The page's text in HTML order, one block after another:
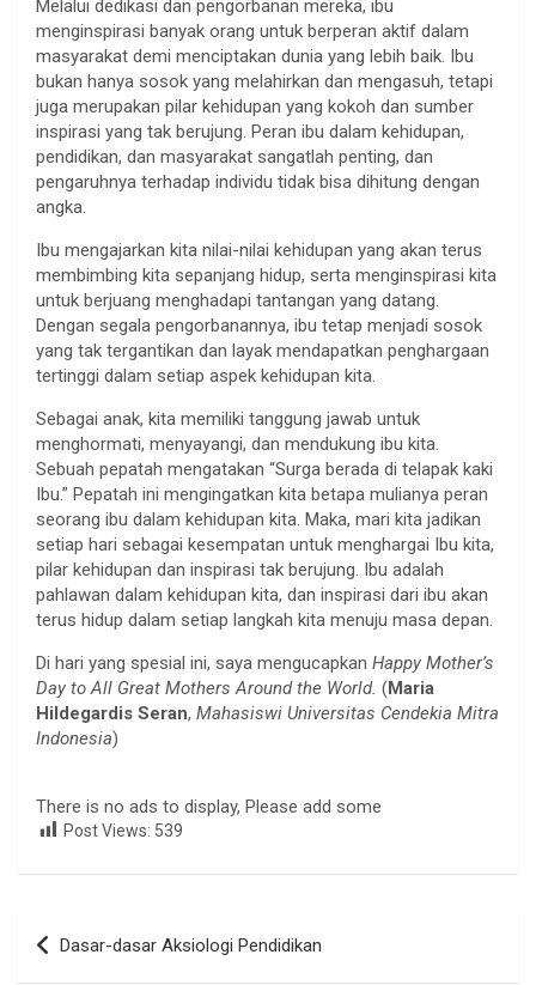
Melalui dedikasi dan pengorbanan mereka, ibu
menginspirasi banyak orang untuk berperan aktif dalam
masyarakat demi menciptakan dunia yang lebih baik. Ibu
bukan hanya sosok yang melahirkan dan mengasuh, tetapi
juga merupakan pilar kehidupan yang kokoh dan sumber
inspirasi yang tak berujung. Peran ibu dalam kehidupan,
pendidikan, dan masyarakat sangatlah penting, dan
pengaruhnya terhadap individu tidak bisa dihitung dengan
angka.
Ibu mengajarkan kita nilai-nilai kehidupan yang akan terus
membimbing kita sepanjang hidup, serta menginspirasi kita
untuk berjuang menghadapi tantangan yang datang.
Dengan segala pengorbanannya, ibu tetap menjadi sosok
yang tak tergantikan dan layak mendapatkan penghargaan
tertinggi dalam setiap aspek kehidupan kita.
Sebagai anak, kita memiliki tanggung jawab untuk
menghormati, menyayangi, dan mendukung ibu kita.
Sebuah pepatah mengatakan “Surga berada di telapak kaki
Ibu.” Pepatah ini mengingatkan kita betapa mulianya peran
seorang ibu dalam kehidupan kita. Maka, mari kita jadikan
setiap hari sebagai kesempatan untuk menghargai Ibu kita,
pilar kehidupan dan inspirasi tak berujung. Ibu adalah
pahlawan dalam kehidupan kita, dan inspirasi dari ibu akan
terus hidup dalam setiap langkah kita menuju masa depan.
Di hari yang spesial ini, saya mengucapkan Happy Mother’s
Day to All Great Mothers Around the World. (Maria
Hildegardis Seran, Mahasiswi Universitas Cendekia Mitra
Indonesia)
There is no ads to display, Please add some
Post Views: 539
Navigasi
pos
Dasar-dasar Aksiologi Pendidikan